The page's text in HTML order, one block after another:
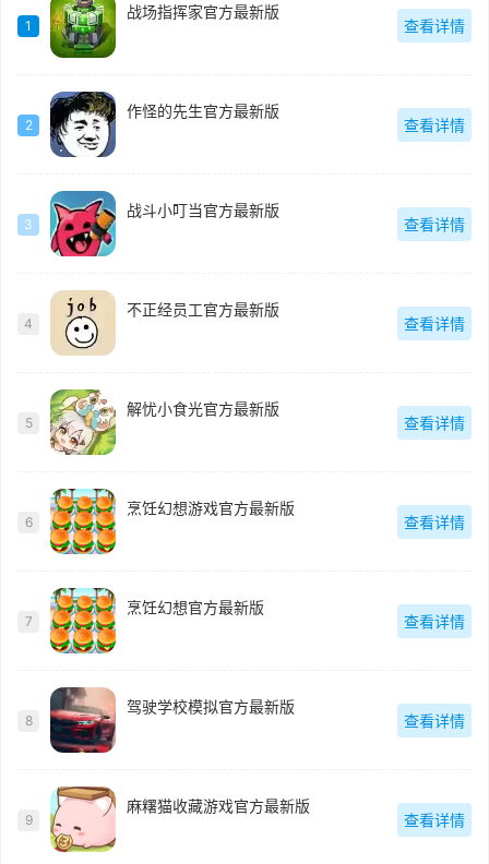
1
战场指挥家官方最新版
查看详情
2
作怪的先生官方最新版
查看详情
3
战斗小叮当官方最新版
查看详情
4
不正经员工官方最新版
查看详情
5
解忧小食光官方最新版
查看详情
6
烹饪幻想游戏官方最新版
查看详情
7
烹饪幻想官方最新版
查看详情
8
驾驶学校模拟官方最新版
查看详情
9
麻糬猫收藏游戏官方最新版
查看详情